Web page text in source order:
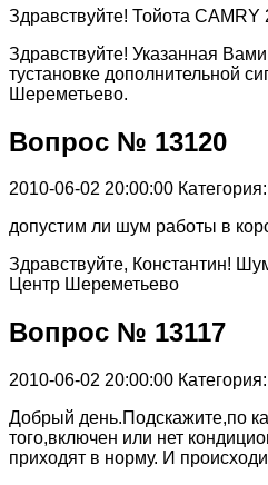
Здравствуйте! Тойота CAMRY
Здравствуйте! Указанная
тустановке дополнительной
Шереметьево.
Вопрос № 13120
2010-06-02 20:00:00
допустим ли шум работы в
Здравствуйте, Константин!
Центр Шереметьево
Вопрос № 13117
2010-06-02 20:00:00
Добрый день.Подскажите,по
того,включен или нет
приходят в норму. И